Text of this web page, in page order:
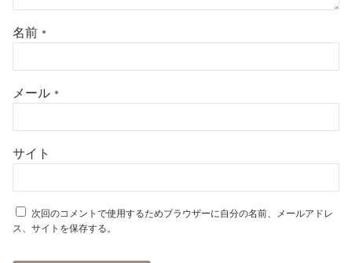
名前 *
メール *
サイト
次回のコメントで使用するためブラウザーに自分の名前、メールアドレ
ス、サイトを保存する。